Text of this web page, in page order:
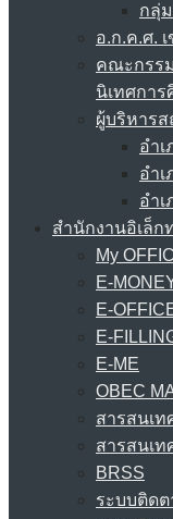
กลุ่
อ.ก.ค.ศ.
คณะกรร
นิเทศการ
ผู้บริหาร
อำเ
อำ
อำเ
สำนักงานอิเล็ก
My
E-
E-
E-
E-ME
OBEC
สารสนเท
สารสนเท
BRSS
ระบบติดต